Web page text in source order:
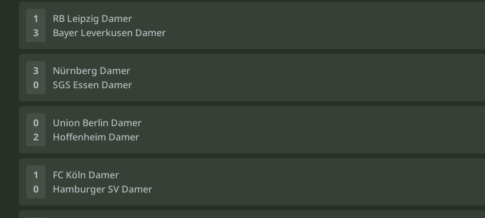
1
3
RB Leipzig Damer
Bayer Leverkusen Damer
3
0
Nürnberg Damer
SGS Essen Damer
0
2
Union Berlin Damer
Hoffenheim Damer
1
0
FC Köln Damer
Hamburger SV Damer